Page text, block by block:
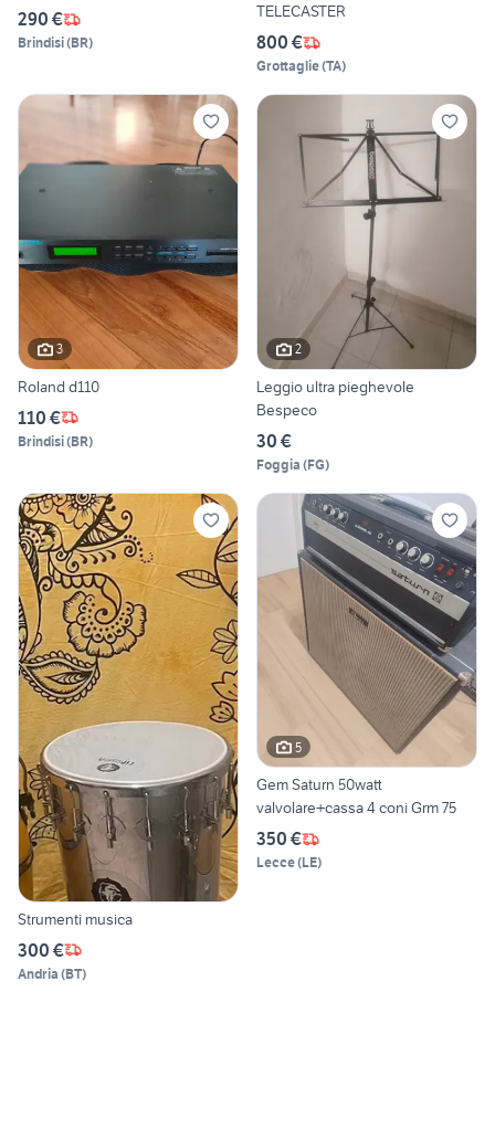
290 €
Brindisi(BR)
TELECASTER
800 €
Grottaglie(TA)
3
Roland d110
110 €
Brindisi(BR)
2
Leggio ultra pieghevole
Bespeco
30 €
Foggia (FG)
Strumenti musica
300 €
Andria (BT)
5
Gem Saturn 50watt
valvolare+cassa 4 coni Grm 75
350 €
Lecce(LE)